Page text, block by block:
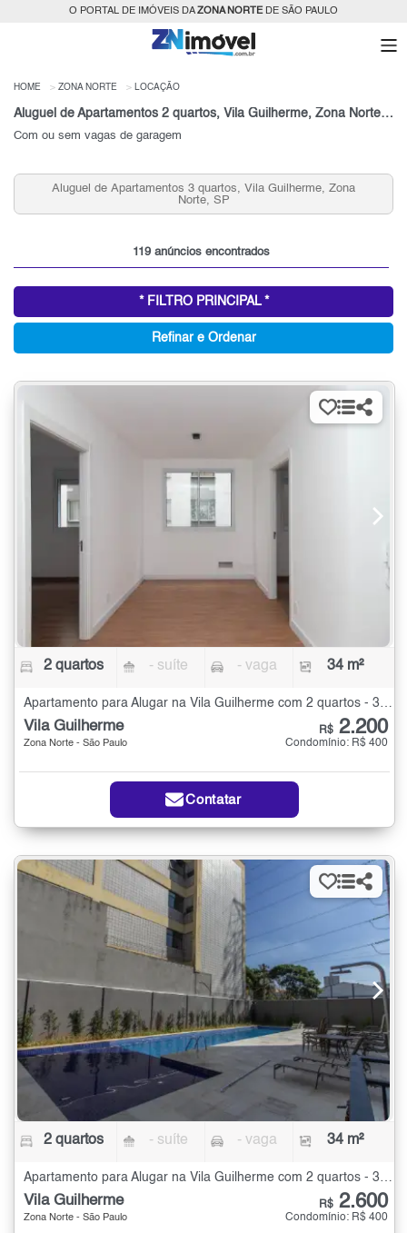
O PORTAL DE IMÓVEIS DAZONA NORTEDE SÃO PAULO
HOME ZONA NORTE LOCAÇÃO
Aluguel de Apartamentos 2 quartos, Vila Guilherme, Zona Norte, SP
Com ou sem vagas de garagem
Aluguel de Apartamentos 3 quartos, Vila Guilherme, Zona
Norte, SP
119 anúncios encontrados
* FILTRO PRINCIPAL *
Refinar e Ordenar
2 quartos - suíte - vaga 34 m²
Apartamento para Alugar na Vila Guilherme com 2 quartos - 34 m²
Vila Guilherme
Zona Norte - São Paulo
R$ 2.200
Condomínio: R$ 400
Contatar
2 quartos - suíte - vaga 34 m²
Apartamento para Alugar na Vila Guilherme com 2 quartos - 34 m²
Vila Guilherme
Zona Norte - São Paulo
R$ 2.600
Condomínio: R$ 400